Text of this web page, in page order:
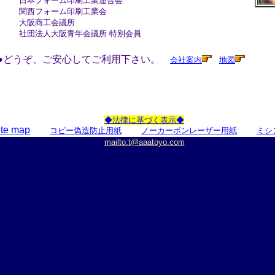
関西フォーム印刷工業会
大阪商工会議所
社団法人大阪青年会議所 特別会員
どうぞ、ご安心してご利用下さい。 会社案内 地図
◆法律に基づく表示◆
map コピー偽造防止用紙 ノーカーボンレーザー用紙
ミ
mailto:t@aaatoyo.com